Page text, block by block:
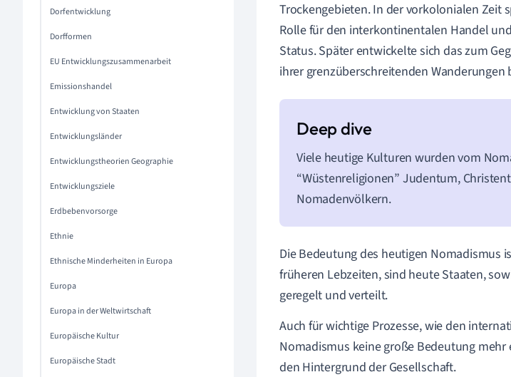
Dorfentwicklung
Dorfformen
EU Entwicklungszusammenarbeit
Emissionshandel
Entwicklung von Staaten
Entwicklungsländer
Entwicklungstheorien Geographie
Entwicklungsziele
Erdbebenvorsorge
Ethnie
Ethnische Minderheiten in Europa
Europa
Europa in der Weltwirtschaft
Europäische Kultur
Europäische Stadt
Trockengebieten. In der vorkolonialen Zeit
Rolle für den interkontinentalen Handel
Status. Später entwickelte sich das zum
ihrer grenzüberschreitenden
Viele heutige Kulturen wurden vom
“Wüstenreligionen” Judentum,
Nomadenvölkern.
Die Bedeutung des heutigen Nomadismus
früheren Lebzeiten, sind heute Staaten,
geregelt und verteilt.
Auch für wichtige Prozesse, wie den
Nomadismus keine große Bedeutung mehr
den Hintergrund der Gesellschaft.